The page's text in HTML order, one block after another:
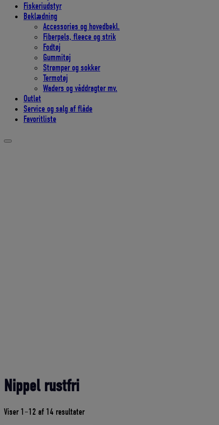
Fiskeriudstyr
Beklædning
Accessories og hovedbekl.
Fiberpels, fleece og strik
Fodtøj
Gummitøj
Strømper og sokker
Termotøj
Waders og våddragter mv.
Outlet
Service og salg af flåde
Favoritliste
Nippel rustfri
Viser 1–12 af 14 resultaterSorteret